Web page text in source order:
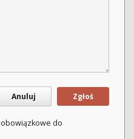
Anuluj Zgłoś
do